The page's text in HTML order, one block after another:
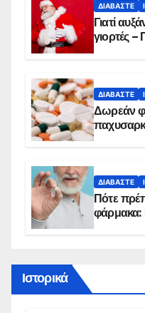
ΔΙΑΒΆΣΤΕ
Γιατί
γιορτές
ΔΙΑΒΆΣΤΕ
Δωρεάν
ΔΙΑΒΆΣΤΕ
Πότε
φάρμακα:
Ιστορικά